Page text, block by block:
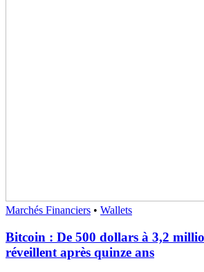
Marchés Financiers • Wallets
Bitcoin : De 500 dollars à 3,2
réveillent après quinze ans